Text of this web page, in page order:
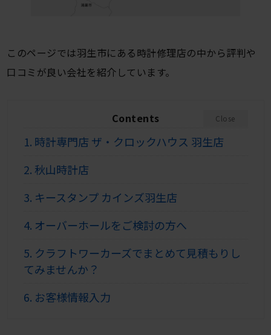
このページでは羽生市にある時計修理店の中から評判や
口コミが良い会社を紹介しています。
Contents Close
1. 時計専門店 ザ・クロックハウス 羽生店
2. 秋山時計店
3. キースタンプ カインズ羽生店
4. オーバーホールをご検討の方へ
5. クラフトワーカーズでまとめて見積もりし
てみませんか？
6. お客様情報入力